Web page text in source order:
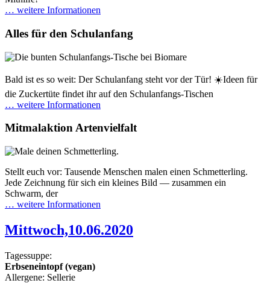
… weitere Informationen
Alles für den Schulanfang
Bald ist es so weit: Der Schulanfang steht vor der Tür! ☀️Ideen für
die Zuckertüte findet ihr auf den Schulanfangs-Tischen
… weitere Informationen
Mitmalaktion Artenvielfalt
Stellt euch vor: Tausende Menschen malen einen Schmetterling.
Jede Zeichnung für sich ein kleines Bild — zusammen ein
Schwarm, der
… weitere Informationen
Mittwoch,10.06.2020
Tagessuppe:
Erbseneintopf (vegan)
Allergene: Sellerie